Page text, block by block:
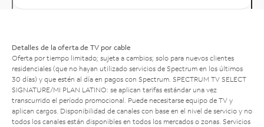
Detalles de la oferta de TV por cable
Oferta por tiempo limitado; sujeta a cambios; solo para nuevos clientes
residenciales (que no hayan utilizado servicios de Spectrum en los últimos
30 días) y que estén al día en pagos con Spectrum. SPECTRUM TV SELECT
SIGNATURE/MI PLAN LATINO: se aplican tarifas estándar una vez
transcurrido el período promocional. Puede necesitarse equipo de TV y
aplican cargos. Disponibilidad de canales con base en el nivel de servicio y no
todos los canales están disponibles en todos los mercados o zonas. Servicios